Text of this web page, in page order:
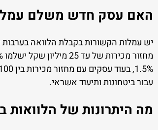
האם עסק חדש משלם
יש עמלות הקשורות בקבלת הלוואה
עבור ביטחונות ותיעוד אשראי.
מה היתרונות של